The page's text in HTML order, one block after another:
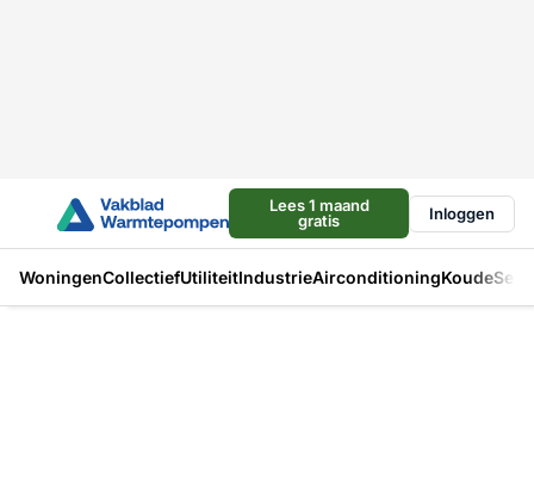
Lees 1 maand
gratis
Inloggen
WoningenCollectiefUtiliteitIndustrieAirconditioningKoude